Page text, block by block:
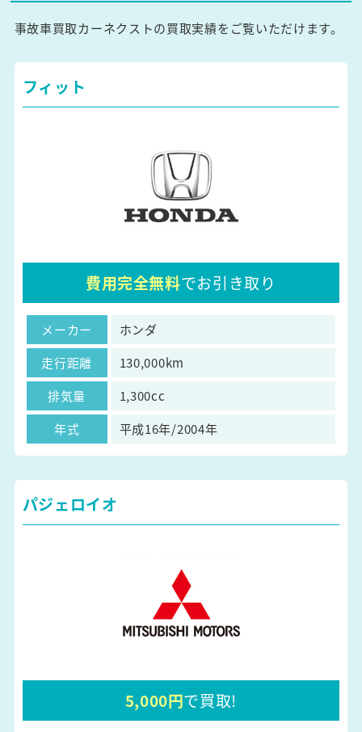
事故車買取カーネクストの買取実績をご覧いただけます。
フィット
費用完全無料でお引き取り
メーカー
ホンダ
走行距離
130,000km
排気量
1,300cc
年式
平成16年/2004年
パジェロイオ
5,000円で買取!